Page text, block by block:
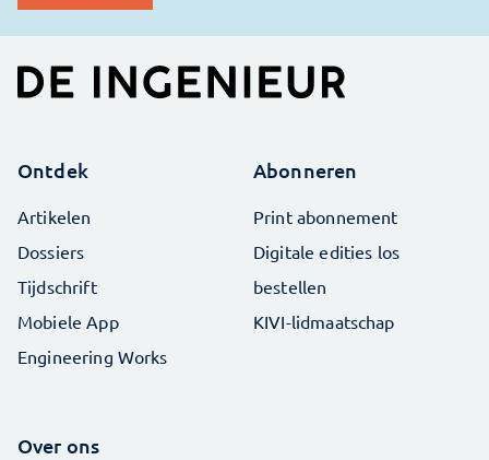
Ontdek
Artikelen
Dossiers
Tijdschrift
Mobiele App
Engineering Works
Abonneren
Print abonnement
Digitale edities los
bestellen
KIVI-lidmaatschap
Over ons